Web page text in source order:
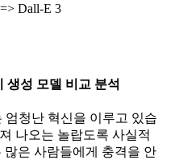
Dall-E 3
생성 모델 비교 분석
청난 혁신을 이루고 있습
나오는 놀랍도록 사실적
은 사람들에게 충격을 안